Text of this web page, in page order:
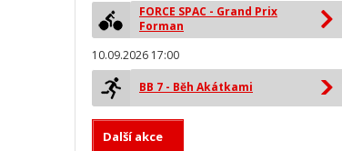
FORCE SPAC - Grand Prix
Forman
10.09.2026 17:00
BB 7 - Běh Akátkami
Další akce